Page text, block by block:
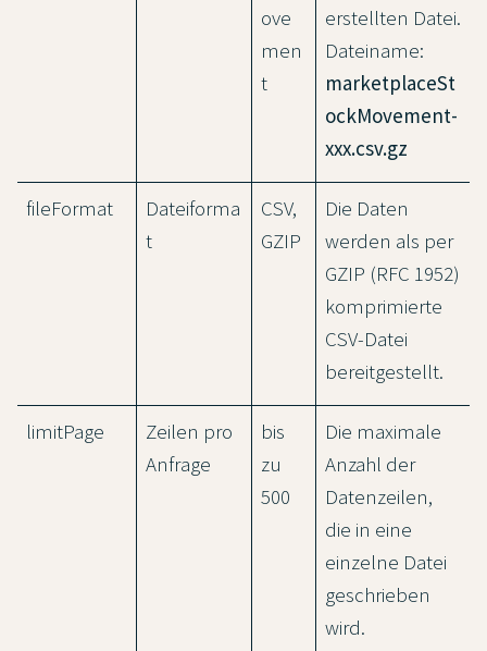
ove
men
t
erstellten Datei.
Dateiname:
marketplaceSt
ockMovement-
xxx.csv.gz
fileFormat
Dateiforma
t
CSV,
GZIP
Die Daten
werden als per
GZIP (RFC 1952)
komprimierte
CSV-Datei
bereitgestellt.
limitPage
Zeilen pro
Anfrage
bis
zu
500
Die maximale
Anzahl der
Datenzeilen,
die in eine
einzelne Datei
geschrieben
wird.